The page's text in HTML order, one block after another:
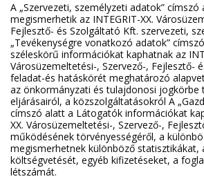
A „Szervezeti, személyzeti adatok”
megismerhetik az INTEGRIT-XX.
Fejlesztő- és Szolgáltató Kft. szervezeti,
„Tevékenységre vonatkozó adatok”
széleskörű információkat kaphatnak az
Városüzemeltetési-, Szervező-, Fejlesztő-
feladat-és hatáskörét meghatározó
az önkormányzati és tulajdonosi jogkörbe
eljárásairól, a közszolgáltatásokról A
címszó alatt a Látogatók információkat
XX. Városüzemeltetési-, Szervező-,
működésének törvényességéről, a
megismerhetnek különböző statisztikákat,
költségvetését, egyéb kifizetéseket, a
létszámát.